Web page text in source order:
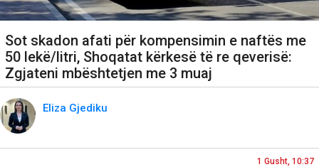
Sot skadon afati për kompensimin e naftës me
50 lekë/litri, Shoqatat kërkesë të re qeverisë:
Zgjateni mbështetjen me 3 muaj
Eliza Gjediku
1 Gusht, 10:37